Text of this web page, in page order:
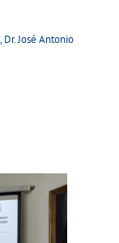
Dr. José Antonio